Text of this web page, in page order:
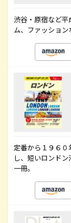
渋谷・原宿など
ム、ファッション
定番から１９６
し、短いロンド
一冊。